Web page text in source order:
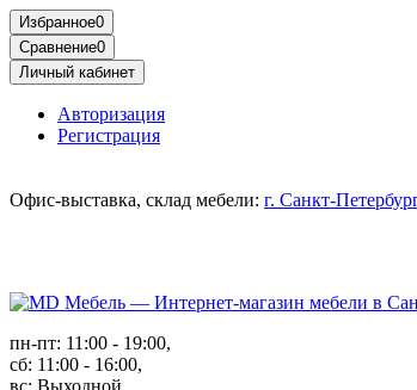
Избранное0
Сравнение0
Личный кабинет
Авторизация
Регистрация
Офис-выставка, склад мебели: г. Санкт-
пн-пт: 11:00 - 19:00,
сб: 11:00 - 16:00,
вс: Выходной